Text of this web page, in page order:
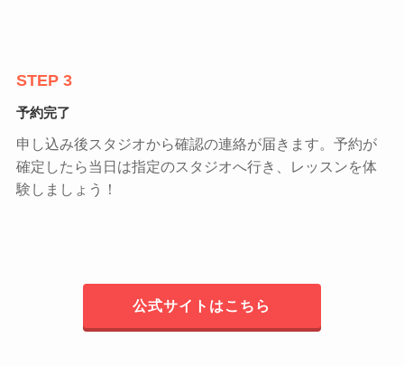
STEP 3
予約完了
申し込み後スタジオから確認の連絡が届きます。予約が
確定したら当日は指定のスタジオへ行き、レッスンを体
験しましょう！
公式サイトはこちら